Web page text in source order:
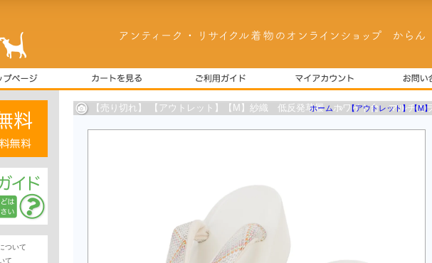
【売り切れ】 【アウトレット】【M】紗織 低反発草履 ホワイト台 マルチカ
ホーム » 【アウトレット】【
ついて
て